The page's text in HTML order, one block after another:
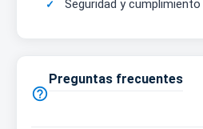
Seguridad y

Preguntas frecuentes